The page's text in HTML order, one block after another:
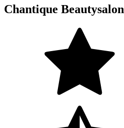
Chantique Beautysalon